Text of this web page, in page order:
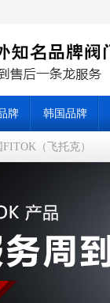
FITOK（飞托克）
牌 韩国品牌